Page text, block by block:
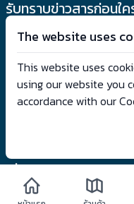
The website uses
This website uses
using our website you
accordance with our
รับทราบข่าวสารก่อนใค
Follow us: @vrtwins
เกี่ยวกับเรา
VRTwinS